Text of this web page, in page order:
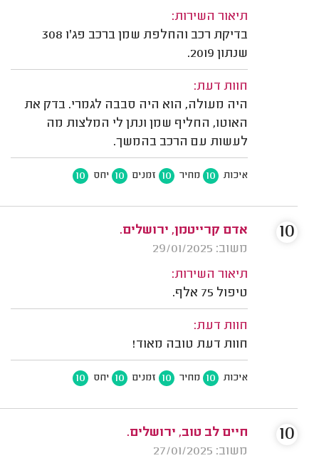
תיאור השירות:
בדיקת רכב והחלפת שמן ברכב פג'ו 308
שנתון 2019.
חוות דעת:
היה מעולה, הוא היה סבבה לגמרי. בדק את
האוטו, החליף שמן ונתן לי המלצות מה
לעשות עם הרכב בהמשך.
איכות 10 מחיר 10 זמנים 10 יחס 10
אדם קרייטמן, ירושלים.
משוב: 29/01/2025
תיאור השירות:
טיפול 75 אלף.
חוות דעת:
חוות דעת טובה מאוד!
איכות 10 מחיר 10 זמנים 10 יחס 10
10
חיים לב טוב, ירושלים.
משוב: 27/01/2025
10